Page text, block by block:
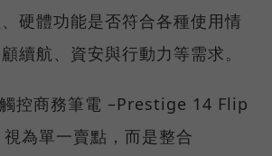
硬體功能是否符合各種使用情
續航、資安與行動力等需求。
控商務筆電 –Prestige 14 Flip
為單一賣點，而是整合